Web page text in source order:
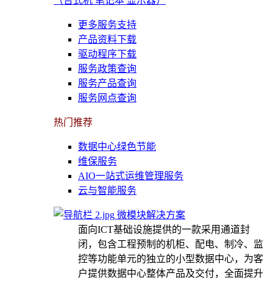
更多服务支持
产品资料下载
驱动程序下载
服务政策查询
服务产品查询
服务网点查询
热门推荐
数据中心绿色节能
维保服务
AIO一站式运维管理服务
云与智能服务
微模块解决方案
面向ICT基础设施提供的一款采用通道封
闭，包含工程预制的机柜、配电、制冷、监
控等功能单元的独立的小型数据中心，为客
户提供数据中心整体产品及交付，全面提升